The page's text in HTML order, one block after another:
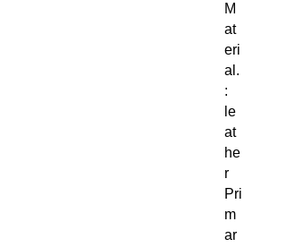
M
at
eri
al.
:
le
at
he
r
Pri
m
ar